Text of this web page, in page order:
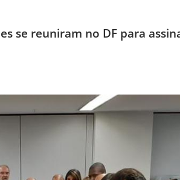
se reuniram no DF para